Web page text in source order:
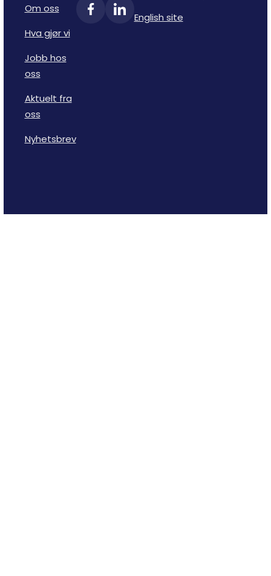
Om oss
Hva gjør vi
Jobb hos
oss
Aktuelt fra
oss
Nyhetsbrev
English site